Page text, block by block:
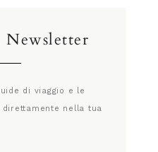
di viaggio e le
nella tua